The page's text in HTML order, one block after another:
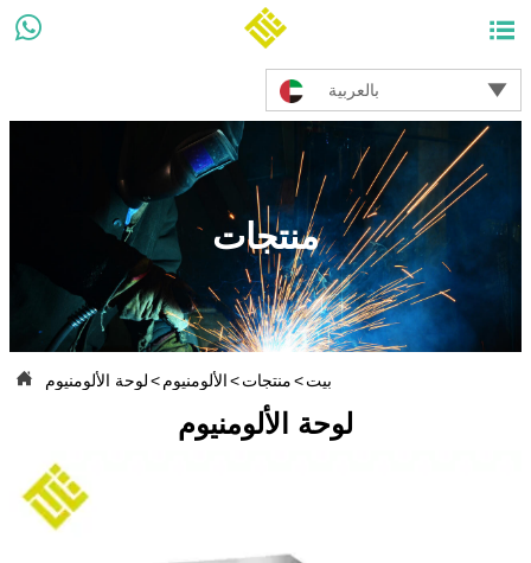
 
بالعربية 
منتجات
 بيت>منتجات>الألومنيوم>لوحة الألومنيوم
لوحة الألومنيوم